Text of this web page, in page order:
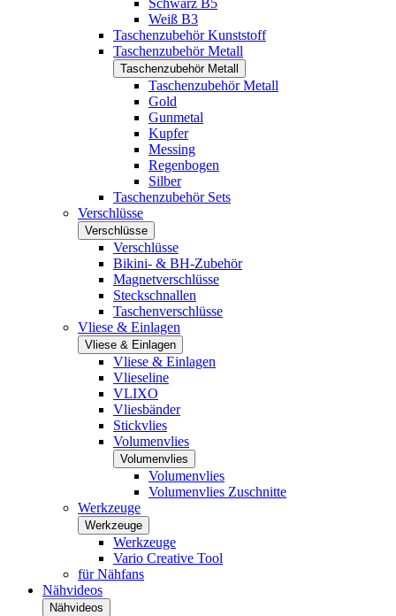
Schwarz B5
Weiß B3
Taschenzubehör Kunststoff
Taschenzubehör Metall
Taschenzubehör Metall
Taschenzubehör Metall
Gold
Gunmetal
Kupfer
Messing
Regenbogen
Silber
Taschenzubehör Sets
Verschlüsse
Verschlüsse
Verschlüsse
Bikini- & BH-Zubehör
Magnetverschlüsse
Steckschnallen
Taschenverschlüsse
Vliese & Einlagen
Vliese & Einlagen
Vliese & Einlagen
Vlieseline
VLIXO
Vliesbänder
Stickvlies
Volumenvlies
Volumenvlies
Volumenvlies
Volumenvlies Zuschnitte
Werkzeuge
Werkzeuge
Werkzeuge
Vario Creative Tool
für Nähfans
Nähvideos
Nähvideos